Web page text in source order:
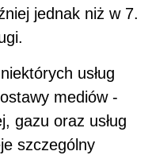
jednak niż w 7.
usług
mediów -
gazu oraz usług
szczególny